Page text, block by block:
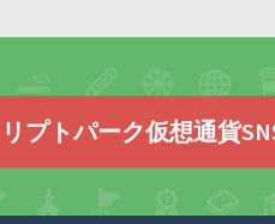
プトパーク仮想通貨